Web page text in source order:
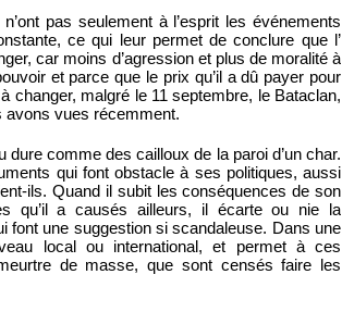
pas seulement à l’esprit les événements
ce qui leur permet de conclure que l’
car moins d’agression et plus de moralité à
et parce que le prix qu’il a dû payer pour
changer, malgré le 11 septembre, le Bataclan,
avons vues récemment.
comme des cailloux de la paroi d’un char.
qui font obstacle à ses politiques, aussi
ils. Quand il subit les conséquences de son
qu’il a causés ailleurs, il écarte ou nie la
font une suggestion si scandaleuse. Dans une
local ou international, et permet à ces
de masse, que sont censés faire les